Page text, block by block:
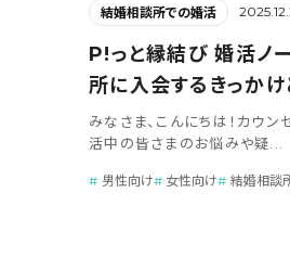
結婚相談所での婚活
P!っと縁結び 婚活
所に入会するきっかけ
みなさま、こんにちは！カウ
活中の皆さまのお悩みや疑...
男性向け 女性向け 結婚相談